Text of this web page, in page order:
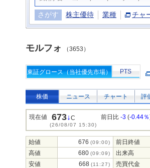
さがす 株主優待 業種 チャ
モルフォ （3653）
東証グロース（当社優先市場） PTS
株価 ニュース チャート 評
現在値 673↓C
(26/08/07 15:30)
前日比 -3 (-0.44％
始値 676 (09:00)
前日終値
高値
680 (09:09)
出来高
安値
668 (11:27) 売買代金